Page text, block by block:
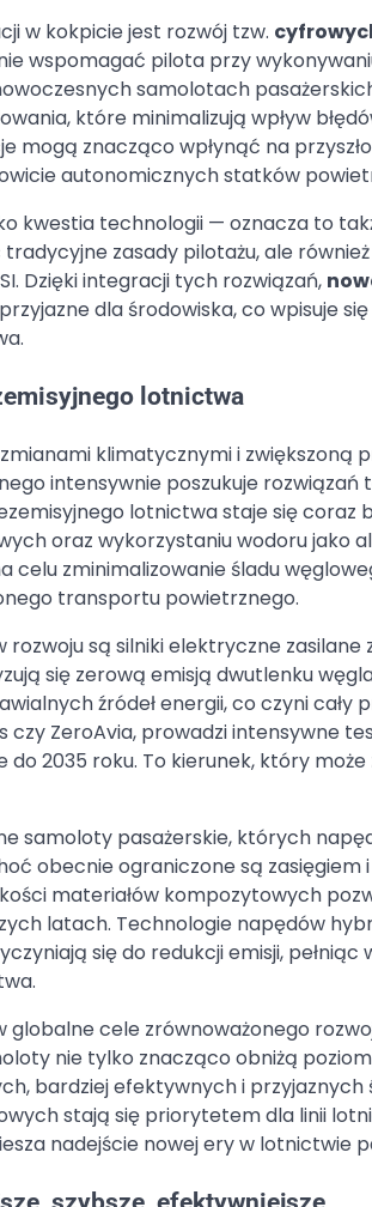
w kokpicie jest rozwój tzw.
wspomagać pilota przy
samolotach
które minimalizują wpływ
znacząco wpłynąć na
autonomicznych statków
kwestia technologii — oznacza to
zasady pilotażu, ale
Dzięki integracji tych rozwiązań,
dla środowiska, co wpisuje
lotnictwa
klimatycznymi i zwiększoną
intensywnie poszukuje
lotnictwa staje się coraz
oraz wykorzystaniu wodoru jako
celu zminimalizowanie śladu
transportu powietrznego.
są silniki elektryczne zasilane
się zerową emisją dwutlenku
źródeł energii, co czyni cały
ZeroAvia, prowadzi intensywne
2035 roku. To kierunek, który
samoloty pasażerskie, których
obecnie ograniczone są zasięgiem
materiałów kompozytowych
latach. Technologie napędów
się do redukcji emisji, pełniąc
globalne cele zrównoważonego
nie tylko znacząco obniżą
bardziej efektywnych i
stają się priorytetem dla linii
nadejście nowej ery w lotnictwie